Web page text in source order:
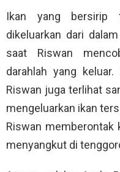
Ikan yang bersirip
dikeluarkan dari
saat Riswan
darahlah yang
Riswan juga terlihat
mengeluarkan ikan
Riswan memberontak
menyangkut di